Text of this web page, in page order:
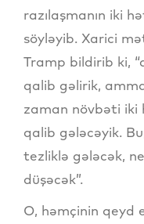
razılaşmanın iki
söyləyib. Xarici
Tramp bildirib ki,
qalib gəlirik,
zaman növbəti iki
qalib gələcəyik.
tezliklə gələcək,
düşəcək”.
O, həmçinin qeyd